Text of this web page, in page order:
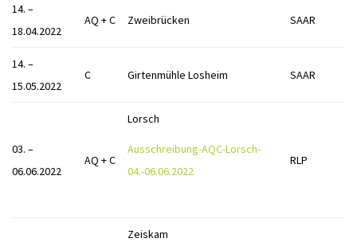
14. –
18.04.2022
AQ + C Zweibrücken SAAR
14. –
15.05.2022
C Girtenmühle Losheim SAAR
03. –
06.06.2022
AQ + C
Lorsch
Ausschreibung-AQC-Lorsch-
04.-06.06.2022
RLP
Zeiskam